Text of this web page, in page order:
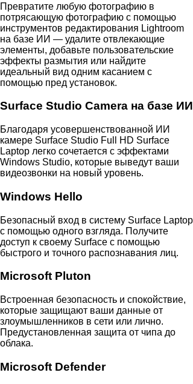
Превратите любую фотографию в
потрясающую фотографию с помощью
инструментов редактирования Lightroom
на базе ИИ — удалите отвлекающие
элементы, добавьте пользовательские
эффекты размытия или найдите
идеальный вид одним касанием с
помощью пред установок.
Surface Studio Camera на базе ИИ
Благодаря усовершенствованной ИИ
камере Surface Studio Full HD Surface
Laptop легко сочетается с эффектами
Windows Studio, которые выведут ваши
видеозвонки на новый уровень.
Windows Hello
Безопасный вход в систему Surface Laptop
с помощью одного взгляда. Получите
доступ к своему Surface с помощью
быстрого и точного распознавания лиц.
Microsoft Pluton
Встроенная безопасность и спокойствие,
которые защищают ваши данные от
злоумышленников в сети или лично.
Предустановленная защита от чипа до
облака.
Microsoft Defender